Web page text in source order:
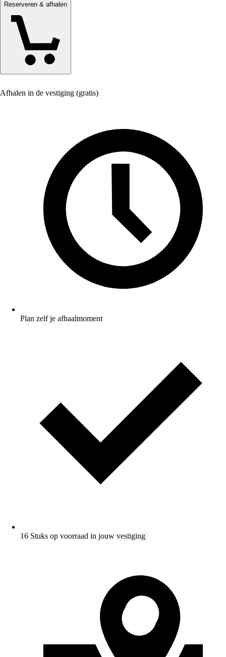
Reserveren & afhalen
Afhalen in de vestiging (gratis)
Plan zelf je afhaalmoment
16 Stuks op voorraad in jouw vestiging